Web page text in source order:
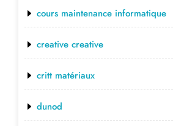
cours maintenance informatique
creative creative
critt matériaux
dunod